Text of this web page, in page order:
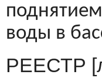
воды в
РЕЕСТР